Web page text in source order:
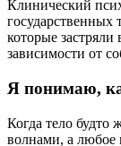
Клинический
которые застряли
зависимости от
Я понимаю,
Когда тело будто
волнами, а любое